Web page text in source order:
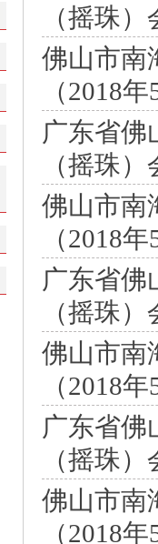
（摇珠
佛山市南
（2018
广东省佛
（摇珠
佛山市南
（2018
广东省佛
（摇珠
佛山市南
（2018
广东省佛
（摇珠
佛山市南
（2018